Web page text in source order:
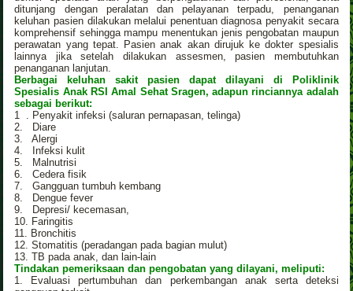
ditunjang dengan peralatan dan pelayanan terpadu, penanganan
keluhan pasien dilakukan melalui penentuan diagnosa penyakit secara
komprehensif sehingga mampu menentukan jenis pengobatan maupun
perawatan yang tepat. Pasien anak akan dirujuk ke dokter spesialis
lainnya jika setelah dilakukan assesmen, pasien membutuhkan
penanganan lanjutan.
Berbagai keluhan sakit pasien dapat dilayani di Poliklinik
Spesialis Anak RSI Amal Sehat Sragen, adapun rinciannya adalah
sebagai berikut:
1 . Penyakit infeksi (saluran pernapasan, telinga)
2. Diare
3. Alergi
4. Infeksi kulit
5. Malnutrisi
6. Cedera fisik
7. Gangguan tumbuh kembang
8. Dengue fever
9. Depresi/ kecemasan,
10. Faringitis
11. Bronchitis
12. Stomatitis (peradangan pada bagian mulut)
13. TB pada anak, dan lain-lain
Tindakan pemeriksaan dan pengobatan yang dilayani, meliputi:
1. Evaluasi pertumbuhan dan perkembangan anak serta deteksi